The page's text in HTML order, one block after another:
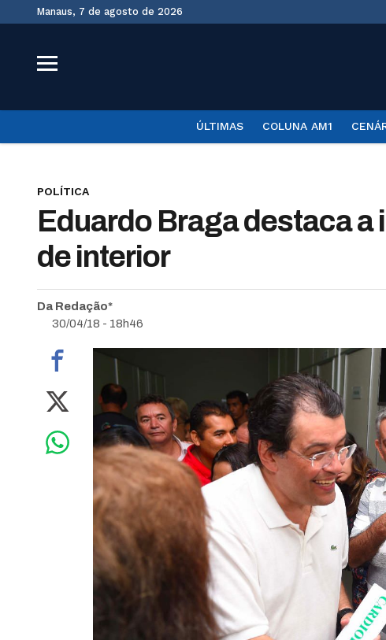
Manaus, 7 de agosto de 2026
ÚLTIMAS COLUNA AM1
POLÍTICA
Eduardo Braga destaca
de interior
Da Redação*
30/04/18 - 18h46